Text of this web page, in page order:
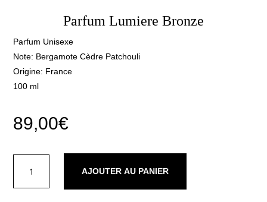
Parfum Lumiere Bronze
Parfum Unisexe
Note: Bergamote Cèdre Patchouli
Origine: France
100 ml
89,00€
Parfum
AJOUTER AU PANIER